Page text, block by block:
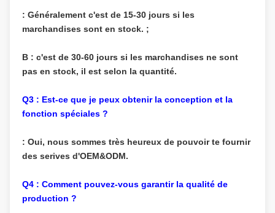
: Généralement c'est de 15-30 jours si les
marchandises sont en stock. ;
B : c'est de 30-60 jours si les marchandises ne sont
pas en stock, il est selon la quantité.
Q3 : Est-ce que je peux obtenir la conception et la
fonction spéciales ?
: Oui, nous sommes très heureux de pouvoir te fournir
des serives d'OEM&ODM.
Q4 : Comment pouvez-vous garantir la qualité de
production ?